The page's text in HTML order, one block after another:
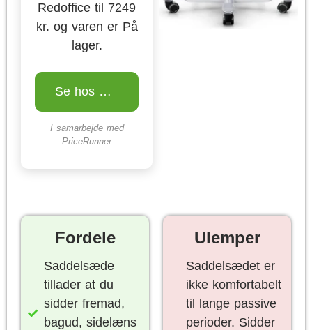
Redoffice til 7249
kr. og varen er På
lager.
Se hos Daarbak Redoffice
I samarbejde med
PriceRunner
Fordele
Saddelsæde
tillader at du
sidder fremad,
bagud, sidelæns
Ulemper
Saddelsædet er
ikke komfortabelt
til lange passive
perioder. Sidder